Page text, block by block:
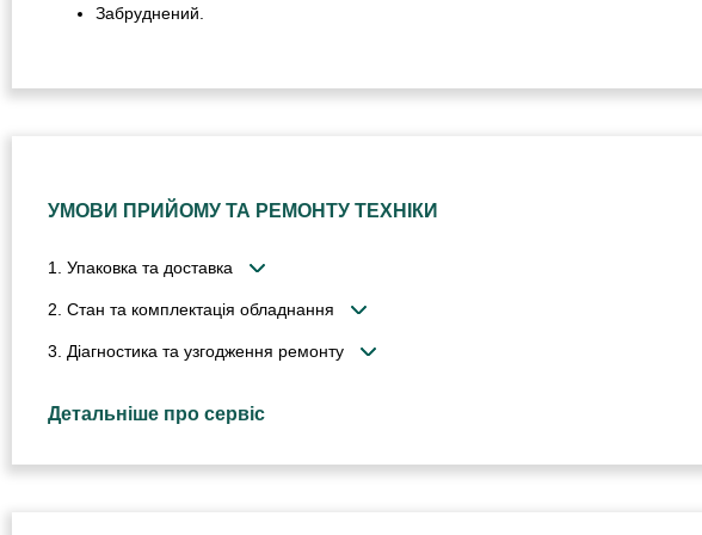
Забруднений.
УМОВИ ПРИЙОМУ ТА РЕМОНТУ ТЕХНІКИ
1. Упаковка та доставка
2. Стан та комплектація обладнання
3. Діагностика та узгодження ремонту
Детальніше про сервіс